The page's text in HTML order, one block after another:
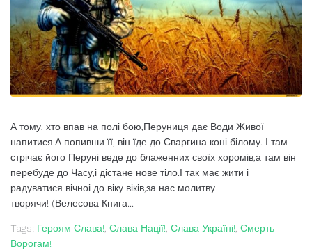
А тому, хто впав на полі бою,Перуниця дає Води Живої
напитися.А попивши її, він їде до Сваргина коні білому. І там
стрічає його Перуні веде до блаженних своїх хоромів,а там він
перебуде до Часу,і дістане нове тіло.І так має жити і
радуватися вічноі до віку віків,за нас молитву
творячи! (Велесова Книга...
Tags: Героям Слава!, Слава Нації!, Слава Україні!, Смерть
Ворогам!